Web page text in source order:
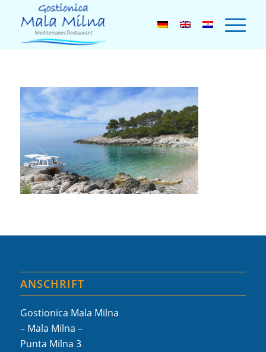
ANSCHRIFT
Gostionica Mala Milna
– Mala Milna –
Punta Milna 3